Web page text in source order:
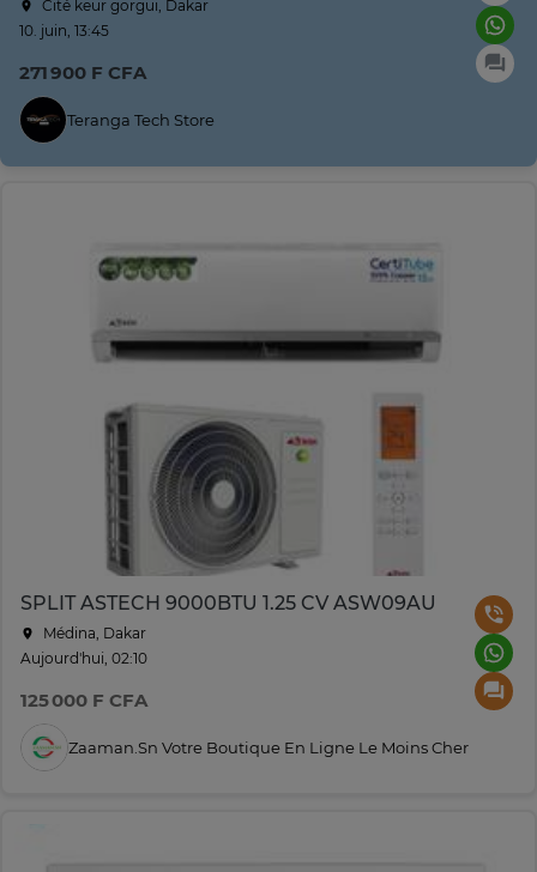
Cité keur gorgui, Dakar
10. juin, 13:45
271 900 F CFA
Teranga Tech Store
SPLIT ASTECH 9000BTU 1.25 CV ASW09AU
Médina, Dakar
Aujourd'hui, 02:10
125 000 F CFA
Zaaman.sn Votre Boutique En Ligne Le Moins Cher